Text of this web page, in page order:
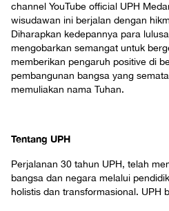
channel YouTube official UPH
wisudawan ini berjalan dengan
Diharapkan kedepannya para
mengobarkan semangat untuk
memberikan pengaruh positive di
pembangunan bangsa yang
memuliakan nama Tuhan.
Tentang UPH
Perjalanan 30 tahun UPH, telah
bangsa dan negara melalui
holistis dan transformasional. UPH